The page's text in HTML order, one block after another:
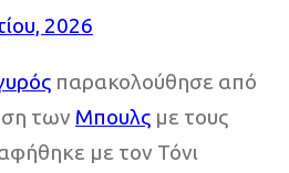
2026
παρακολούθησε από
των Μπουλς με τους
με τον Τόνι